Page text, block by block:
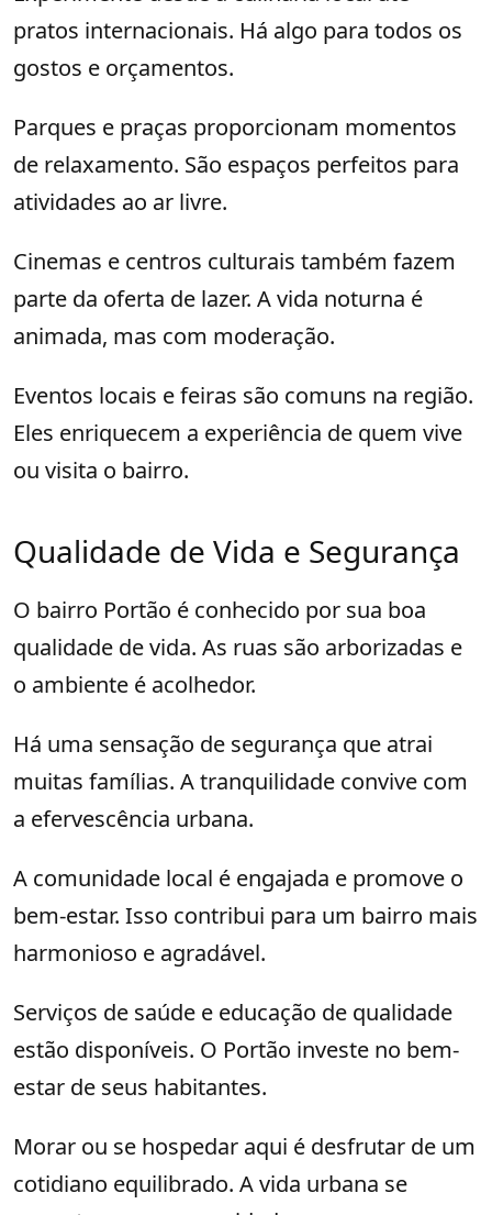
pratos internacionais. Há algo para todos os
gostos e orçamentos.
Parques e praças proporcionam momentos
de relaxamento. São espaços perfeitos para
atividades ao ar livre.
Cinemas e centros culturais também fazem
parte da oferta de lazer. A vida noturna é
animada, mas com moderação.
Eventos locais e feiras são comuns na região.
Eles enriquecem a experiência de quem vive
ou visita o bairro.
Qualidade de Vida e Segurança
O bairro Portão é conhecido por sua boa
qualidade de vida. As ruas são arborizadas e
o ambiente é acolhedor.
Há uma sensação de segurança que atrai
muitas famílias. A tranquilidade convive com
a efervescência urbana.
A comunidade local é engajada e promove o
bem-estar. Isso contribui para um bairro mais
harmonioso e agradável.
Serviços de saúde e educação de qualidade
estão disponíveis. O Portão investe no bem-
estar de seus habitantes.
Morar ou se hospedar aqui é desfrutar de um
cotidiano equilibrado. A vida urbana se